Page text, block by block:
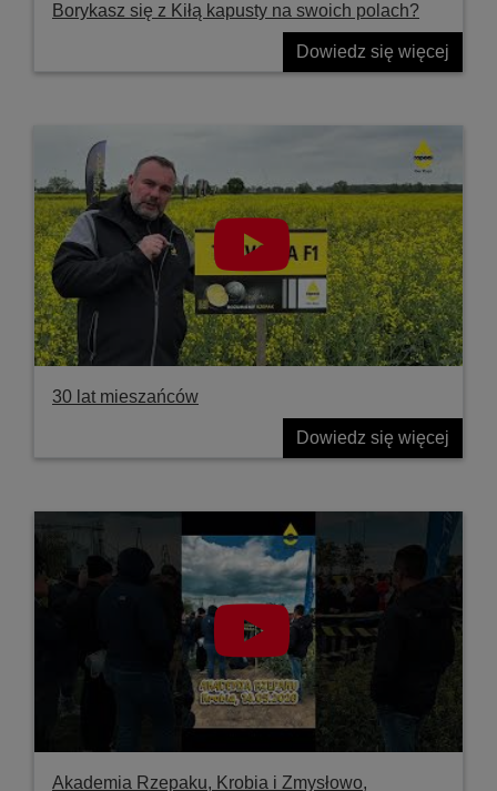
Borykasz się z Kiłą kapusty na swoich polach?
Dowiedz się więcej
30 lat mieszańców
Dowiedz się więcej
Akademia Rzepaku, Krobia i Zmysłowo,